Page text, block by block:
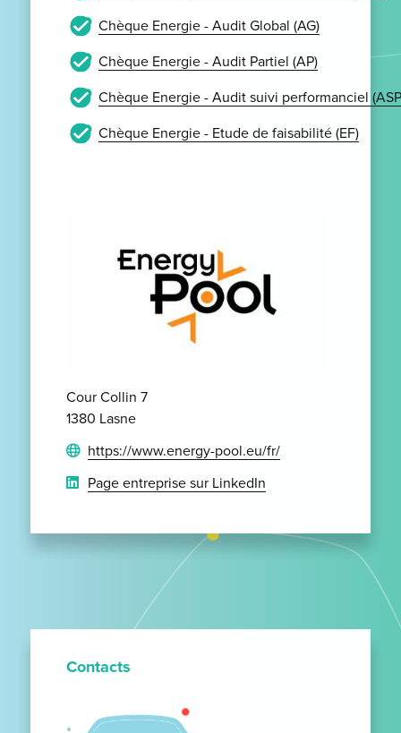
Chèque Energie - Audit Global (AG)
Chèque Energie - Audit Partiel (AP)
Chèque Energie - Audit suivi performanciel
Chèque Energie - Etude de faisabilité (EF)
Cour Collin 7
1380 Lasne
https://www.energy-pool.eu/fr/
Page entreprise sur LinkedIn
Contacts